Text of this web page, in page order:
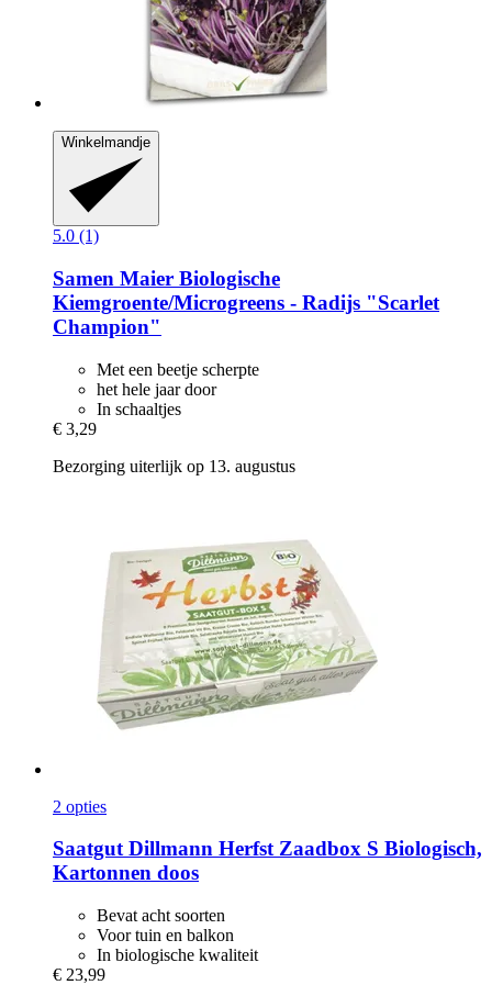
Winkelmandje
5.0 (1)
Samen Maier Biologische
Kiemgroente/Microgreens -​ Radijs "Scarlet
Champion"
Met een beetje scherpte
het hele jaar door
In schaaltjes
€ 3,29
Bezorging uiterlijk op 13. augustus
2 opties
Saatgut Dillmann Herfst Zaadbox S Biologisch,
Kartonnen doos
Bevat acht soorten
Voor tuin en balkon
In biologische kwaliteit
€ 23,99